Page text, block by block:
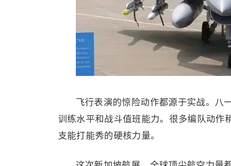
飞行表演的惊险动作都源于实战。八
训练水平和战斗值班能力。很多编队动作
支能打能秀的硬核力量。